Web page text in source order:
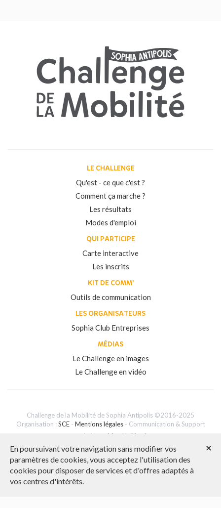
LE CHALLENGE
Qu'est - ce que c'est ?
Comment ça marche ?
Les résultats
Modes d'emploi
QUI PARTICIPE
Carte interactive
Les inscrits
KIT DE COMM'
Outils de communication
LES ORGANISATEURS
Sophia Club Entreprises
MÉDIAS
Le Challenge en images
Le Challenge en vidéo
Challenge de la Mobilité de Sophia Antipolis ©2016-2025
Organisation : SCE- Mentions légales- Communication & Support
technique : Mon UniVert*
English version
×
En poursuivant votre navigation sans modifier vos
paramètres de cookies, vous acceptez l'utilisation des
cookies pour disposer de services et d'offres adaptés à
vos centres d'intérêts.